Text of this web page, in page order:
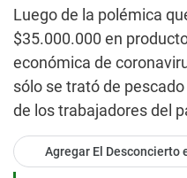
Luego de la polémica
$35.000.000 en
económica de
sólo se trató de
de los trabajadores del
Agregar El Desconcierto